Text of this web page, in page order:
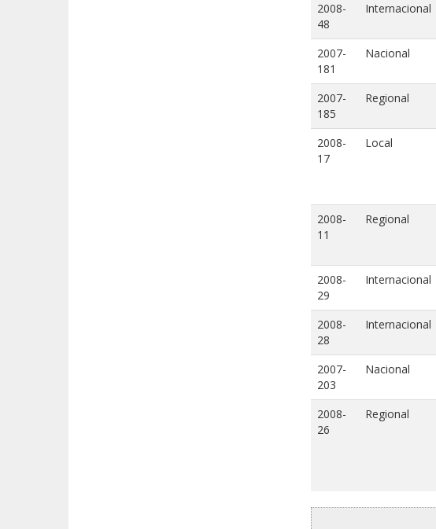
2008-
48
Internacional
2007-
181
Nacional
2007-
185
Regional
2008-
17
Local
2008-
11
Regional
2008-
29
Internacional
2008-
28
Internacional
2007-
203
Nacional
2008-
26
Regional